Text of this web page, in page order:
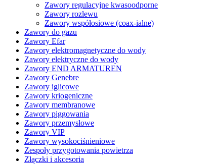
Zawory regulacyjne kwasoodporne
Zawory rozlewu
Zawory współosiowe (coax-ialne)
Zawory do gazu
Zawory Efar
Zawory elektromagnetyczne do wody
Zawory elektryczne do wody
Zawory END ARMATUREN
Zawory Genebre
Zawory iglicowe
Zawory kriogeniczne
Zawory membranowe
Zawory piggowania
Zawory przemysłowe
Zawory VIP
Zawory wysokociśnieniowe
Zespoły przygotowania powietrza
Złączki i akcesoria